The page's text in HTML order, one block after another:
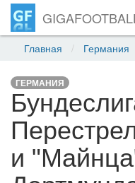
Главная Германия
ГЕРМАНИЯ
и